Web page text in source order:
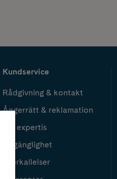
Kundservice
Rådgivning & kontakt
Ångerrätt & reklamation
Vår expertis
Tillgänglighet
Återkallelser